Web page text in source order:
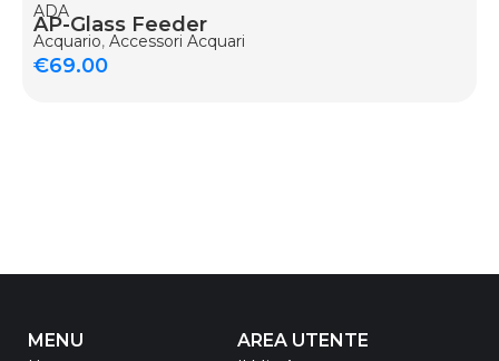
ADA
AP-Glass Feeder
Acquario, Accessori Acquari
€69.00
MENU AREA UTENTE